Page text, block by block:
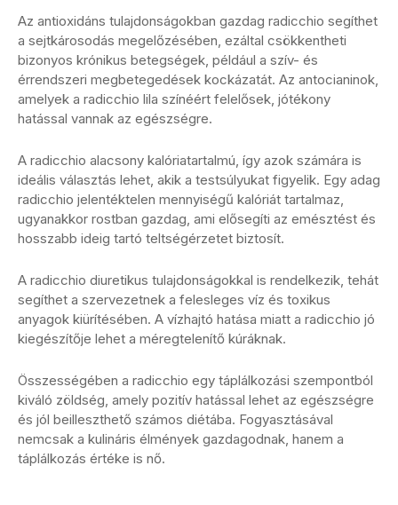
Az antioxidáns tulajdonságokban gazdag radicchio segíthet
a sejtkárosodás megelőzésében, ezáltal csökkentheti
bizonyos krónikus betegségek, például a szív- és
érrendszeri megbetegedések kockázatát. Az antocianinok,
amelyek a radicchio lila színéért felelősek, jótékony
hatással vannak az egészségre.
A radicchio alacsony kalóriatartalmú, így azok számára is
ideális választás lehet, akik a testsúlyukat figyelik. Egy adag
radicchio jelentéktelen mennyiségű kalóriát tartalmaz,
ugyanakkor rostban gazdag, ami elősegíti az emésztést és
hosszabb ideig tartó teltségérzetet biztosít.
A radicchio diuretikus tulajdonságokkal is rendelkezik, tehát
segíthet a szervezetnek a felesleges víz és toxikus
anyagok kiürítésében. A vízhajtó hatása miatt a radicchio jó
kiegészítője lehet a méregtelenítő kúráknak.
Összességében a radicchio egy táplálkozási szempontból
kiváló zöldség, amely pozitív hatással lehet az egészségre
és jól beilleszthető számos diétába. Fogyasztásával
nemcsak a kulináris élmények gazdagodnak, hanem a
táplálkozás értéke is nő.